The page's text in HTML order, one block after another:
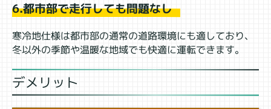
6.都市部で走行しても問題なし
寒冷地仕様は都市部の通常の道路環境にも適しており、
冬以外の季節や温暖な地域でも快適に運転できます。
デメリット